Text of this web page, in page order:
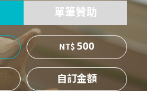
單筆贊助
500